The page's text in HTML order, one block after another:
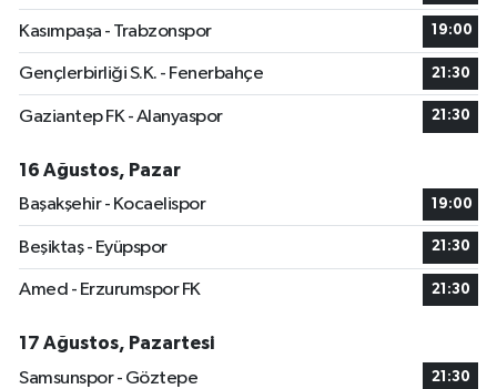
Kasımpaşa - Trabzonspor 19:00
Gençlerbirliği S.K. - Fenerbahçe 21:30
Gaziantep FK - Alanyaspor 21:30
16 Ağustos, Pazar
Başakşehir - Kocaelispor
19:00
Beşiktaş - Eyüpspor 21:30
Amed - Erzurumspor FK 21:30
17 Ağustos, Pazartesi
Samsunspor - Göztepe
21:30